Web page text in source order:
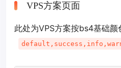
VPS方案页面
此处为VPS方案按bs4基础颜